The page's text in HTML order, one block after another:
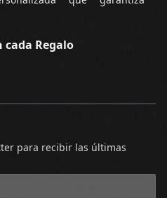
cada Regalo
para recibir las últimas